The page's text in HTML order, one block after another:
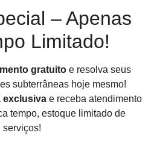
– Apenas
Limitado!
gratuito e resolva seus
subterrâneas hoje mesmo!
exclusivae receba atendimento
tempo, estoque limitado de
serviços!